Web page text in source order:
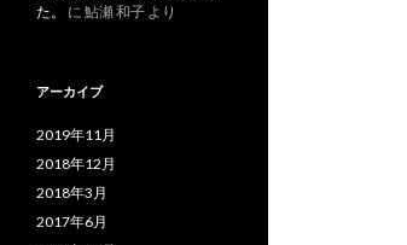
た。
に 鮎瀬 和子 より
アーカイブ
2019年11月
2018年12月
2018年3月
2017年6月